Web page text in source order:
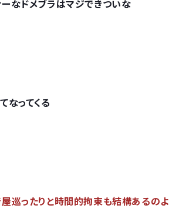
なドメブラはマジできついな
ってくる
巡ったりと時間的拘束も結構あるのよ